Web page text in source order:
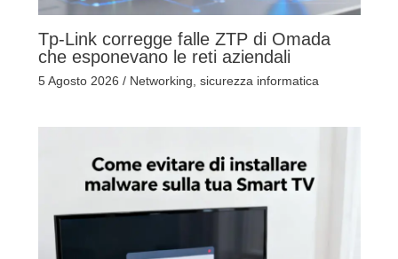
Tp-Link corregge falle ZTP di Omada
che esponevano le reti aziendali
5 Agosto 2026 / Networking sicurezza informatica